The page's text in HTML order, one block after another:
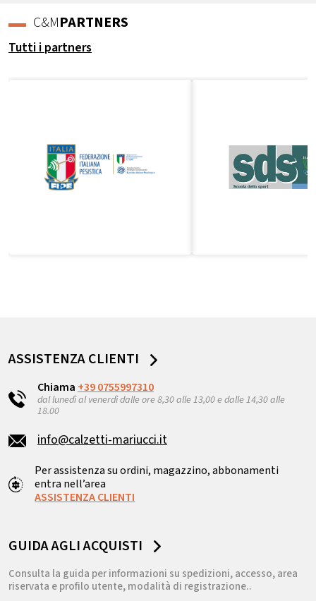
C&MPARTNERS
Tutti i partners
ASSISTENZA CLIENTI
Chiama +39 0755997310
dal lunedì al venerdì dalle ore 8,30 alle 13,00 e dalle 14,30 alle
18.00
info@calzetti-mariucci.it
Per assistenza su ordini, magazzino, abbonamenti
entra nell’area
ASSISTENZA CLIENTI
GUIDA AGLI ACQUISTI
Consulta la guida per informazioni su spedizioni, accesso, area
riservata e profilo utente, modalità di registrazione..